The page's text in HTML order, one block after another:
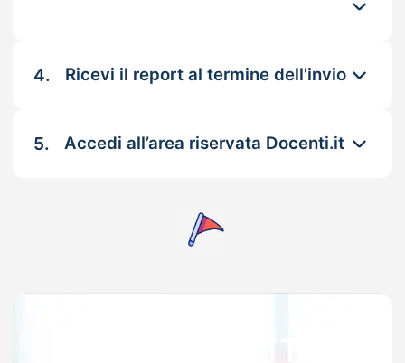
4. Ricevi il report al termine dell'invio
5. Accedi all’area riservata Docenti.it